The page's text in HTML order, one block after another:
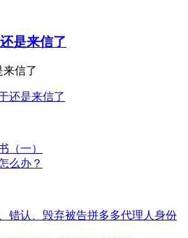
是来信了
信了
还是来信了
（一）
么办？
错认、毁弃被告拼多多代理人身份